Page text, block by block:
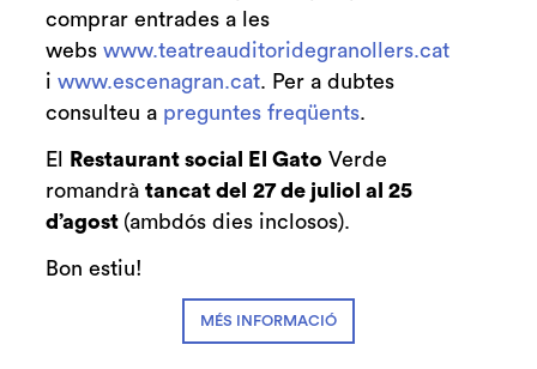
Club de Patrocini i Mecenatge del Teatre
Auditori de Granollers i de l’Orquestra de
comprar entrades a les
webswww.teatreauditoridegranollers.cat
iwww.escenagran.cat. Per a dubtes
consulteu a preguntes freqüents.
El Restaurant social El Gato Verde
romandràtancat del 27 de juliol al 25
d’agost (ambdós dies inclosos).
Bon estiu!
MÉS INFORMACIÓ